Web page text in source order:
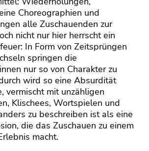
Choreographien und
alle Zuschauenden zur
nicht nur hier herrscht ein
In Form von Zeitsprüngen
springen die
nur so von Charakter zu
wird so eine Absurdität
vermischt mit unzähligen
Klischees, Wortspielen und
zu beschreiben ist als eine
die das Zuschauen zu einem
macht.